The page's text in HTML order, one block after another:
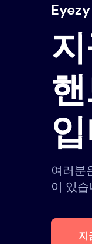
여러분
이 있
지